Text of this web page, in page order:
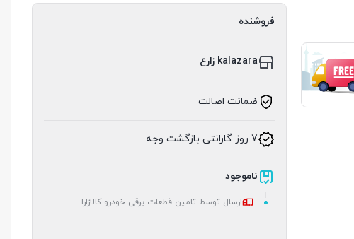
فروشنده
kalazara زارع
ضمانت اصالت
7 روز گارانتی بازگشت وجه
ناموجود
ارسال توسط تامین قطعات برقی خودرو کالازارا